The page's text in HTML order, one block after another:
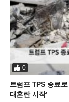
0
트럼프 TPS 종료
대혼란 시작’